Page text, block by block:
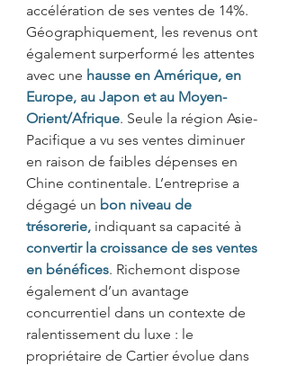
accélération de ses ventes de 14%.
Géographiquement, les revenus ont
également surperformé les attentes
avec une hausse en Amérique, en
Europe, au Japon et au Moyen-
Orient/Afrique. Seule la région Asie-
Pacifique a vu ses ventes diminuer
en raison de faibles dépenses en
Chine continentale. L’entreprise a
dégagé un bon niveau de
trésorerie, indiquant sa capacité à
convertir la croissance de ses ventes
en bénéfices. Richemont dispose
également d’un avantage
concurrentiel dans un contexte de
ralentissement du luxe : le
propriétaire de Cartier évolue dans